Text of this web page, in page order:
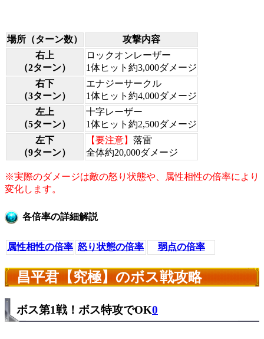
場所（ターン数）
攻撃内容
右上
（2ターン）
ロックオンレーザー
1体ヒット約3,000ダメージ
右下
（3ターン）
エナジーサークル
1体ヒット約4,000ダメージ
左上
（5ターン）
十字レーザー
1体ヒット約2,500ダメージ
左下
（9ターン）
【要注意】 落雷
全体約20,000ダメージ
※実際のダメージは敵の怒り状態や、属性相性の倍率により
変化します。
各倍率の詳細解説
属性相性の倍率 怒り状態の倍率 弱点の倍率
昌平君【究極】のボス戦攻略
ボス第1戦！ボス特攻でOK0